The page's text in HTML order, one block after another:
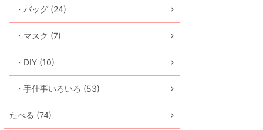
・バッグ (24)
・マスク (7)
・DIY (10)
・手仕事いろいろ (53)
たべる (74)